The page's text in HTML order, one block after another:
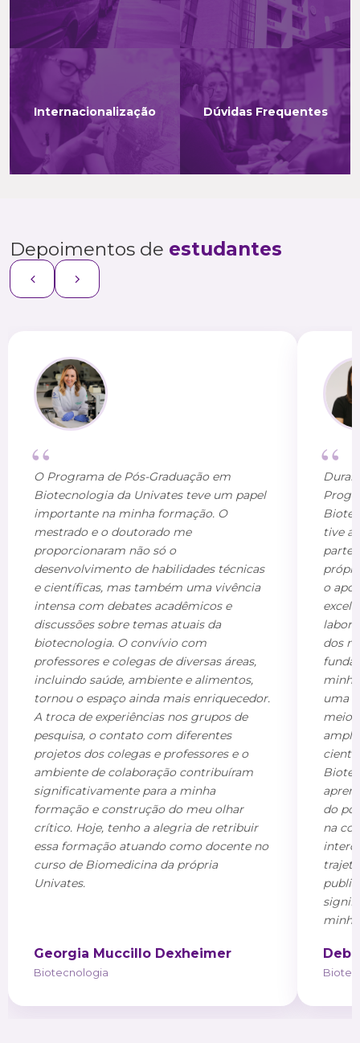
Internacionalização Dúvidas Frequentes
Depoimentos de estudantes
O Programa de Pós-Graduação em
Biotecnologia da Univates teve um papel
importante na minha formação. O
mestrado e o doutorado me
proporcionaram não só o
desenvolvimento de habilidades técnicas
e científicas, mas também uma vivência
intensa com debates acadêmicos e
discussões sobre temas atuais da
biotecnologia. O convívio com
professores e colegas de diversas áreas,
incluindo saúde, ambiente e alimentos,
tornou o espaço ainda mais enriquecedor.
A troca de experiências nos grupos de
pesquisa, o contato com diferentes
projetos dos colegas e professores e o
ambiente de colaboração contribuíram
significativamente para a minha
formação e construção do meu olhar
crítico. Hoje, tenho a alegria de retribuir
essa formação atuando como docente no
curso de Biomedicina da própria
Univates.
Georgia Muccillo Dexheimer
Biotecnologia
tive a
parte
o
dos
uma
meio
do
na